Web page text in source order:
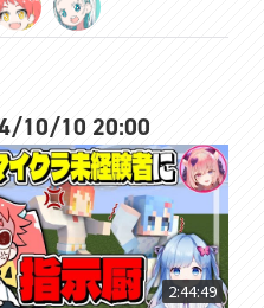
10/10 20:00
2:44:49